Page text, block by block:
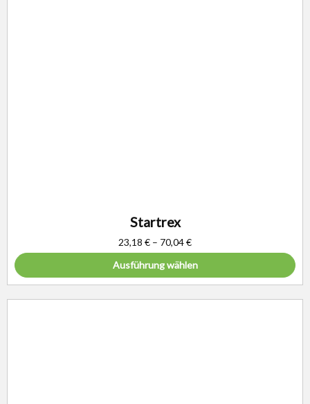
Startrex
23,18 € – 70,04€
Ausführung wählen